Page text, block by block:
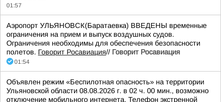
01:57
Аэропорт УЛЬЯНОВСК(Баратаевка) ВВЕДЕНЫ временные
ограничения на прием и выпуск воздушных судов.
Ограничения необходимы для обеспечения безопасности
полетов. Говорит Росавиация// Говорит Росавиация
01:54
Объявлен режим «Беспилотная опасность» на территории
Ульяновской области 08.08.2026 г. в 02 ч. 00 мин., возможно
отключение мобильного интернета. Телефон экстренной